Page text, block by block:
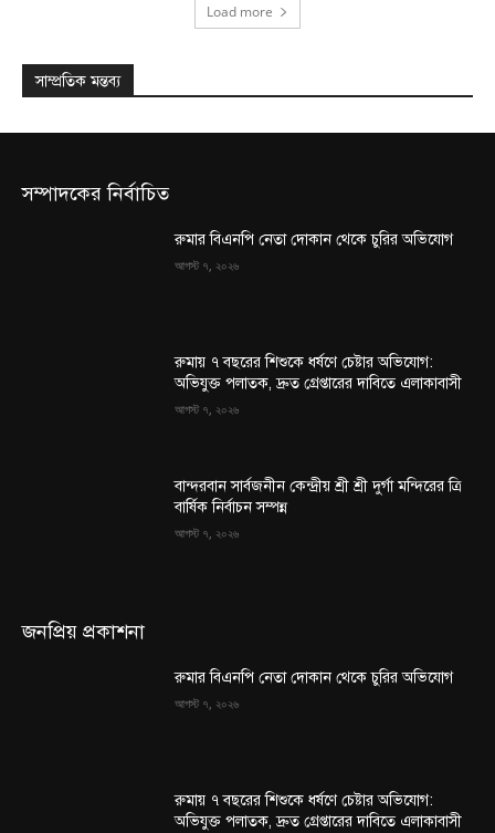
Load more
সাম্প্রতিক মন্তব্য
সম্পাদকের নির্বাচিত
রুমার বিএনপি নেতা দোকান থেকে চুরির অভিযোগ
আগস্ট ৭, ২০২৬
রুমায় ৭ বছরের শিশুকে ধর্ষণে চেষ্টার অভিযোগ:
অভিযুক্ত পলাতক, দ্রুত গ্রেপ্তারের দাবিতে এলাকাবাসী
আগস্ট ৭, ২০২৬
বান্দরবান সার্বজনীন কেন্দ্রীয় শ্রী শ্রী দুর্গা মন্দিরের ত্রি
বার্ষিক নির্বাচন সম্পন্ন
আগস্ট ৭, ২০২৬
জনপ্রিয় প্রকাশনা
রুমার বিএনপি নেতা দোকান থেকে চুরির অভিযোগ
আগস্ট ৭, ২০২৬
রুমায় ৭ বছরের শিশুকে ধর্ষণে চেষ্টার অভিযোগ:
অভিযুক্ত পলাতক, দ্রুত গ্রেপ্তারের দাবিতে এলাকাবাসী